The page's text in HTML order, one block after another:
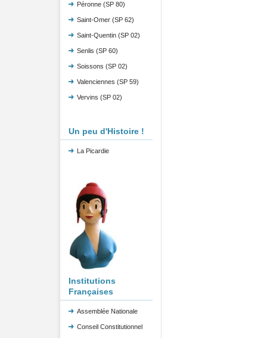
Péronne (SP 80)
Saint-Omer (SP 62)
Saint-Quentin (SP 02)
Senlis (SP 60)
Soissons (SP 02)
Valenciennes (SP 59)
Vervins (SP 02)
Un peu d'Histoire !
La Picardie
Institutions
Françaises
Assemblée Nationale
Conseil Constitutionnel